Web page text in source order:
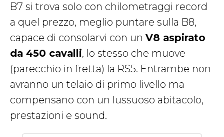
B7 si trova solo con chilometraggi record
a quel prezzo, meglio puntare sulla B8,
capace di consolarvi con un V8 aspirato
da 450 cavalli, lo stesso che muove
(parecchio in fretta) la RS5. Entrambe non
avranno un telaio di primo livello ma
compensano con un lussuoso abitacolo,
prestazioni e sound.